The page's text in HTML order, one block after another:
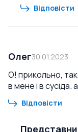
Відповісти
Олег30.01.2023
О! прикольно,
в мене і в
Відповісти